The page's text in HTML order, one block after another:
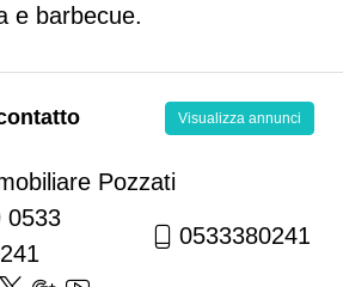
e barbecue.
Visualizza annunci
Pozzati
0533
0533380241